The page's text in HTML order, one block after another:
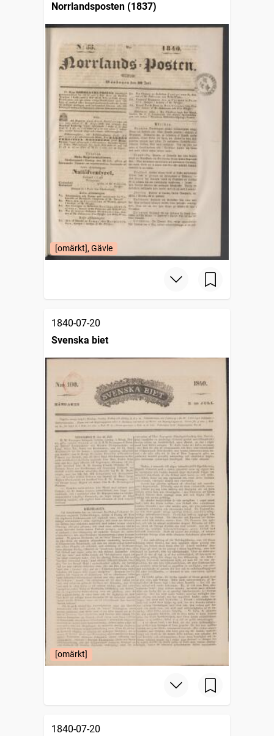
Norrlandsposten (1837)
[omärkt], Gävle
1840-07-20
Svenska biet
[omärkt]
1840-07-20